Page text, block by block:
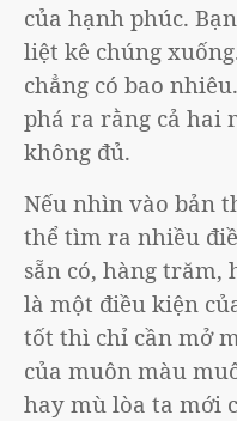
của hạnh phúc.
liệt kê chúng
chẳng có bao
phá ra rằng cả hai
không đủ.
Nếu nhìn vào bản
thể tìm ra nhiều
sẵn có, hàng trăm,
là một điều kiện
tốt thì chỉ cần mở
của muôn màu
hay mù lòa ta mới